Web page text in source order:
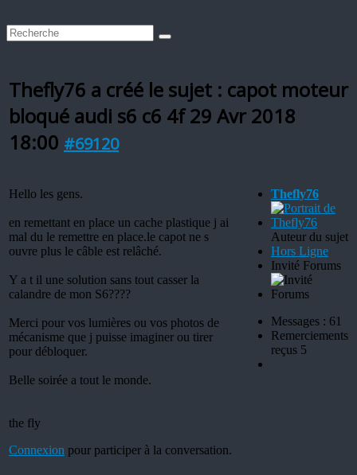
Thefly76 a créé le sujet : capot moteur
bloqué audi s6 c6 4f29 Avr 2018
18:00 #69120
Hello les gens.
en remettant en place un cache plastique j ai
mal du le remettre en place.le capot ne s
ouvre plus le câble est relâché.
Y a t il une solution sans tout casser la
calandre de mon S6????
Merci pour vos lumières ou vos photos de
mécanisme que j puisse imaginer ou tirer
pour débloquer.
Belle soirée a tout le monde.
the fly
Connexion pour participer à la conversation.
Thefly76
Auteur du sujet
Hors Ligne
Invité Forums
Messages : 61
Remerciements
reçus 5